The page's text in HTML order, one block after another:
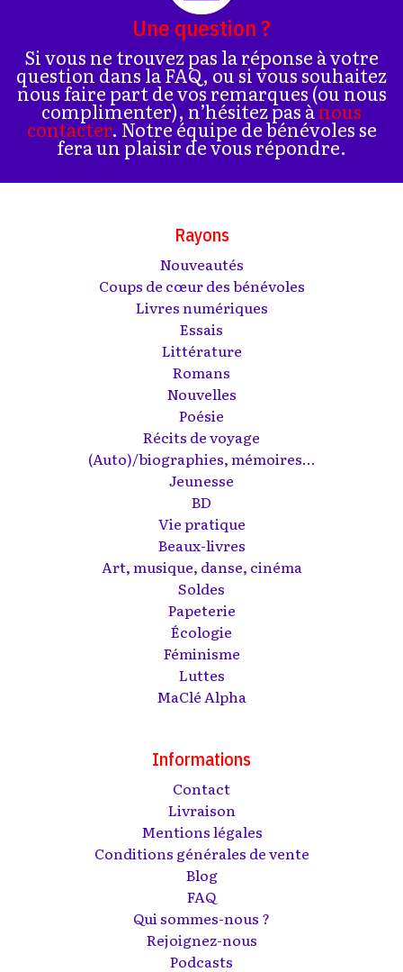
Une question ?
Si vous ne trouvez pas la réponse à votre
question dans la FAQ, ou si vous souhaitez
nous faire part de vos remarques (ou nous
complimenter), n’hésitez pas ànous
contacter. Notre équipe de bénévoles se
fera un plaisir de vous répondre.
Rayons
Nouveautés
Coups de cœur des bénévoles
Livres numériques
Essais
Littérature
Romans
Nouvelles
Poésie
Récits de voyage
(Auto)/biographies, mémoires...
Jeunesse
BD
Vie pratique
Beaux-livres
Art, musique, danse, cinéma
Soldes
Papeterie
Écologie
Féminisme
Luttes
MaClé Alpha
Informations
Contact
Livraison
Mentions légales
Conditions générales de vente
Blog
FAQ
Qui sommes-nous ?
Rejoignez-nous
Podcasts